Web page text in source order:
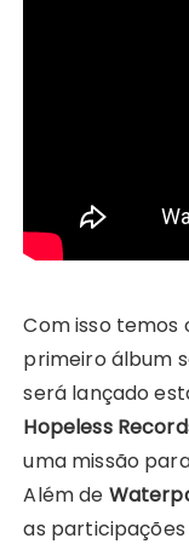
Com isso temos
primeiro álbum
será lançado
Hopeless
uma missão
Além de
as participações